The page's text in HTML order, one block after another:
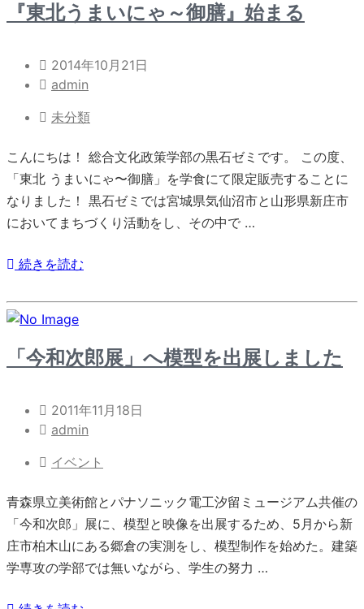
『東北うまいにゃ～御膳』始まる
2014年10月21日
admin
未分類
こんにちは！ 総合文化政策学部の黒石ゼミです。 この度、
「東北 うまいにゃ〜御膳」を学食にて限定販売することに
なりました！ 黒石ゼミでは宮城県気仙沼市と山形県新庄市
においてまちづくり活動をし、その中で …
続きを読む
「今和次郎展」へ模型を出展しました
2011年11月18日
admin
イベント
青森県立美術館とパナソニック電工汐留ミュージアム共催の
「今和次郎」展に、模型と映像を出展するため、5月から新
庄市柏木山にある郷倉の実測をし、模型制作を始めた。建築
学専攻の学部では無いながら、学生の努力 …